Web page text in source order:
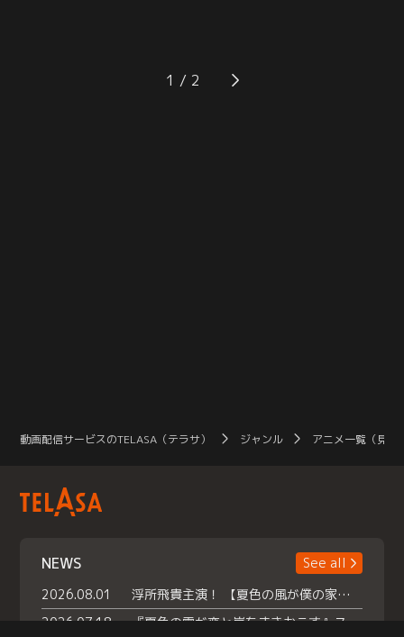
で追う。そしてダスク襲撃の翌晩、
普段通りアルテミス・ファイナンス
と対峙することを決意していた。そ
して病院で横になるカガミを見つめ
1
動画配信サービスのTELASA（テラサ） ジャンル アニメ一覧（見放
NEWS
See all
2026.08.01
浮所飛貴主演！ 【夏色の風が僕の家にやってきた】 本日よりテラサで独占配信スタート！
2026.07.18
『夏色の雲が恋と嵐をまきおこす』スペシャルメイキング 【Part1】2026年７月18日（土）23時30分～配信スタート！話題のシーンの裏側を大公開！豪華キャスト大集合！ 『武宮家 真夏の家族会議』開催！